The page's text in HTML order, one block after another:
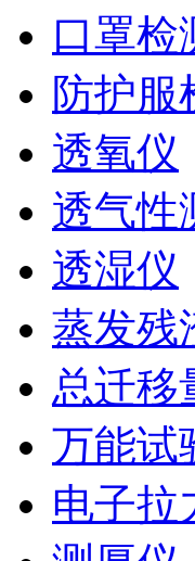
口罩检
防护服
透氧仪
透气性
透湿仪
蒸发残
总迁移
万能试
电子拉